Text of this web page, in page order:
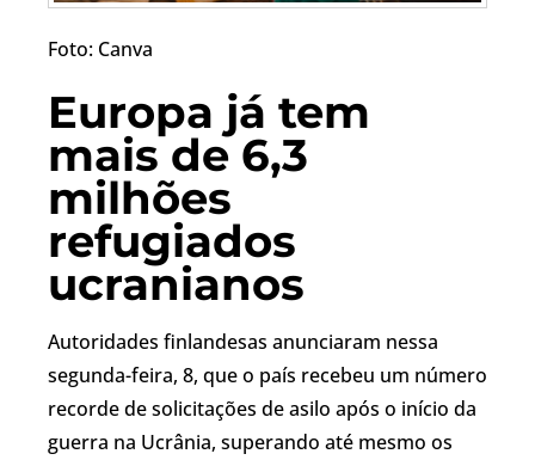
Foto: Canva
Europa já tem
mais de 6,3
milhões
refugiados
ucranianos
Autoridades finlandesas anunciaram nessa
segunda-feira, 8, que o país recebeu um número
recorde de solicitações de asilo após o início da
guerra na Ucrânia, superando até mesmo os